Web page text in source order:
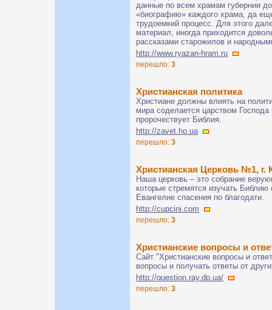
данные по всем храмам губернии
«биографию» каждого храма, да
трудоемкий процесс. Для этого
материал, иногда приходится
рассказами старожилов и
http://www.ryazan-hram.ru
перешло: 3
Христианская политика
Христиане должны влиять на
мира соделается царством
пророчествует Библия.
http://zavet.ho.ua
перешло: 3
Христианская Церковь №1, г.
Наша церковь – это собрание
которые стремятся изучать
Евангелие спасения по благодати.
http://cupcini.com
перешло: 3
Христианские вопросы и
Сайт "Христианские вопросы и
вопросы и получать ответы от
http://question.ray.dp.ua/
перешло: 3